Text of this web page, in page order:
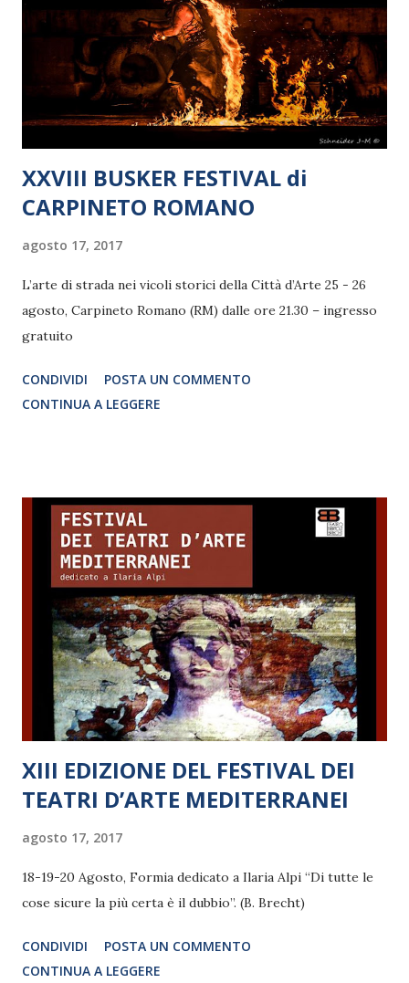
XXVIII BUSKER FESTIVAL di
CARPINETO ROMANO
agosto 17, 2017
L’arte di strada nei vicoli storici della Città d’Arte 25 - 26
agosto, Carpineto Romano (RM) dalle ore 21.30 – ingresso
gratuito
CONDIVIDI
POSTA UN COMMENTO
CONTINUA A LEGGERE
XIII EDIZIONE DEL FESTIVAL DEI
TEATRI D’ARTE MEDITERRANEI
agosto 17, 2017
18-19-20 Agosto, Formia dedicato a Ilaria Alpi “Di tutte le
cose sicure la più certa è il dubbio”. (B. Brecht)
CONDIVIDI
POSTA UN COMMENTO
CONTINUA A LEGGERE